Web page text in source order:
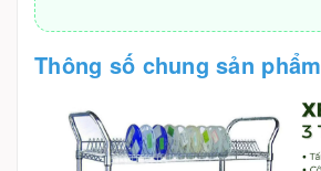
Thông số chung sản phẩm